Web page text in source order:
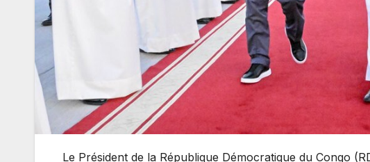
Le Président de la République Démocratique du Congo